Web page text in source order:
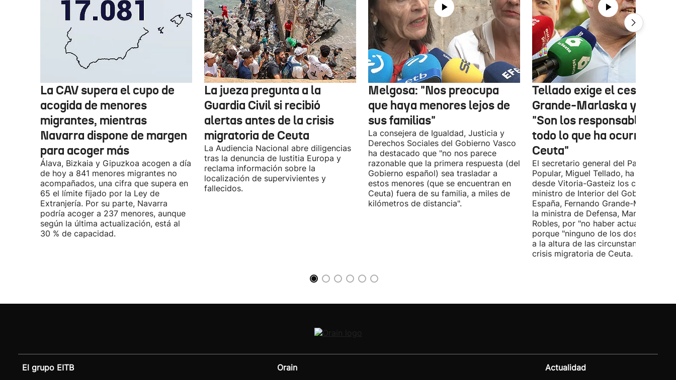
La CAV supera el cupo de
acogida de menores
migrantes, mientras
Navarra dispone de margen
para acoger más
Álava, Bizkaia y Gipuzkoa acogen a día
de hoy a 841 menores migrantes no
acompañados, una cifra que supera en
65 el límite fijado por la Ley de
Extranjería. Por su parte, Navarra
podría acoger a 237 menores, aunque
según la última actualización, está al
30 % de capacidad.
La jueza pregunta a la
Guardia Civil si recibió
alertas antes de la crisis
migratoria de Ceuta
La Audiencia Nacional abre diligencias
tras la denuncia de Iustitia Europa y
reclama información sobre la
localización de supervivientes y
fallecidos.
Melgosa: "Nos preocupa
que haya menores lejos de
sus familias"
La consejera de Igualdad, Justicia y
Derechos Sociales del Gobierno Vasco
ha destacado que "no nos parece
razonable que la primera respuesta (del
Gobierno español) sea trasladar a
estos menores (que se encuentran en
Ceuta) fuera de su familia, a miles de
kilómetros de distancia".
Tellado exige el cese de
Grande-Marlaska y
"Son los responsables de
todo lo que ha ocurrido en
Ceuta"
El secretario general del Partido
Popular, Miguel Tellado, ha exigido
desde Vitoria-Gasteiz los ceses del
ministro de Interior del Gobierno de
España, Fernando Grande-Marlaska, y
la ministra de Defensa, Margarita
Robles, por "no haber actuado" y
porque "ninguno de los dos ha
a la altura de las circunstancias" ante
crisis migratoria de Ceuta.
El grupo EITB Orain Actualidad